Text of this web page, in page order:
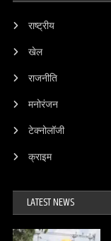
राष्ट्रीय
खेल
राजनीति
मनोरंजन
टेक्नोलॉजी
क्राइम
LATEST NEWS